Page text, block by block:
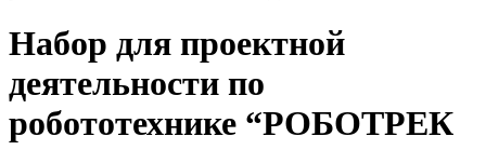
Набор для проектной
деятельности по
робототехнике “РОБОТРЕК